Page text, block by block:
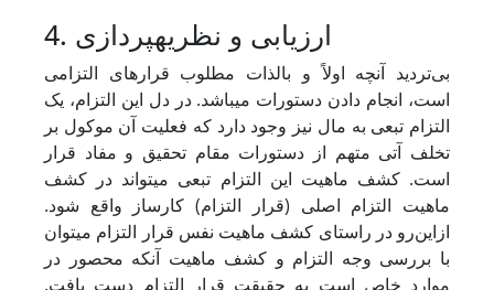
4. ارزیابی و نظریه‏پردازی
بی‌تردید آنچه اولاً و بالذات مطلوب قرارهای التزامی
است، انجام‌ دادن دستورات می‏باشد. در دل این التزام، یک
التزام تبعی به مال نیز وجود دارد که فعلیت آن موکول بر
تخلف آتی متهم از دستورات مقام تحقیق و مفاد قرار
است. کشف ماهیت این التزام تبعی می‏تواند در کشف
ماهیت التزام اصلی (قرار التزام) کارساز واقع شود.
ازاین‌رو در راستای کشف ماهیت نفس قرار التزام می‏توان
با بررسی وجه التزام و کشف ماهیت آنکه محصور در
موارد خاص است به حقیقت قرار التزام دست یافت.